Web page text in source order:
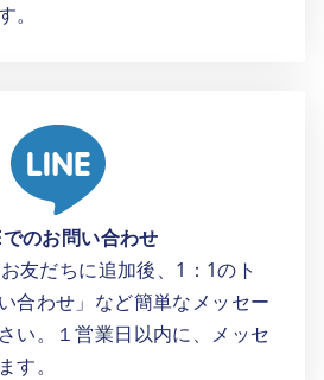
。
のお問い合わせ
友だちに追加後、1：1のト
合わせ」など簡単なメッセー
い。１営業日以内に、メッセ
す。